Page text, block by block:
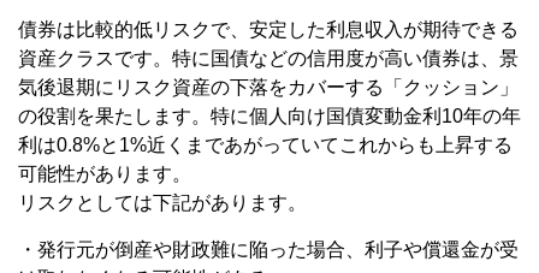
債券は比較的低リスクで、安定した利息収入が期待できる
資産クラスです。特に国債などの信用度が高い債券は、景
気後退期にリスク資産の下落をカバーする「クッション」
の役割を果たします。特に個人向け国債変動金利10年の年
利は0.8%と1%近くまであがっていてこれからも上昇する
可能性があります。
リスクとしては下記があります。
・発行元が倒産や財政難に陥った場合、利子や償還金が受